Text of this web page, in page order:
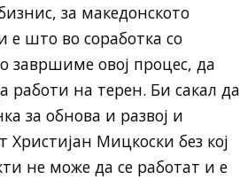
за македонското
е што во соработка со
завршиме овој процес, да
работи на терен. Би сакал да
за обнова и развој и
Мицкоски без кој
не може да се работат и е